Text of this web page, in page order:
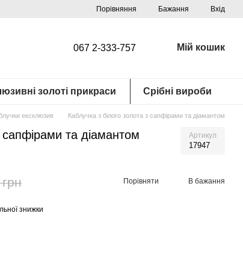
Порівняння Бажання Вхід
067 2-333-757 Мій кошик
золоті прикраси Срібні вироби
ексклюзив Каблучка з білого золота з сапфірами та діамантом
сапфірами та діамантом Артикул
17947
Порівняти В бажання
знижки